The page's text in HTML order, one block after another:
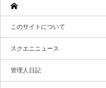
このサイトについて
スクエニニュース
管理人日記